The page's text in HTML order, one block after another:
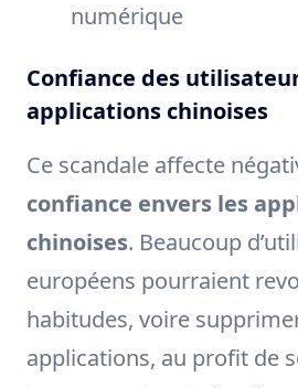
numérique
Confiance des
applications chinoises
Ce scandale affecte
confiance envers les
chinoises. Beaucoup
européens pourraient
habitudes, voire
applications, au profit de